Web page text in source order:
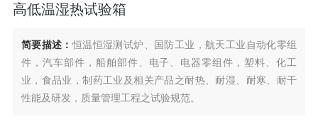
高低温湿热试验箱
简要描述：恒温恒湿测试炉、国防工业，航天工业自动化零组
件，汽车部件，船舶部件、电子、电器零组件，塑料、化工
业，食品业，制药工业及相关产品之耐热、耐湿、耐寒、耐干
性能及研发，质量管理工程之试验规范。